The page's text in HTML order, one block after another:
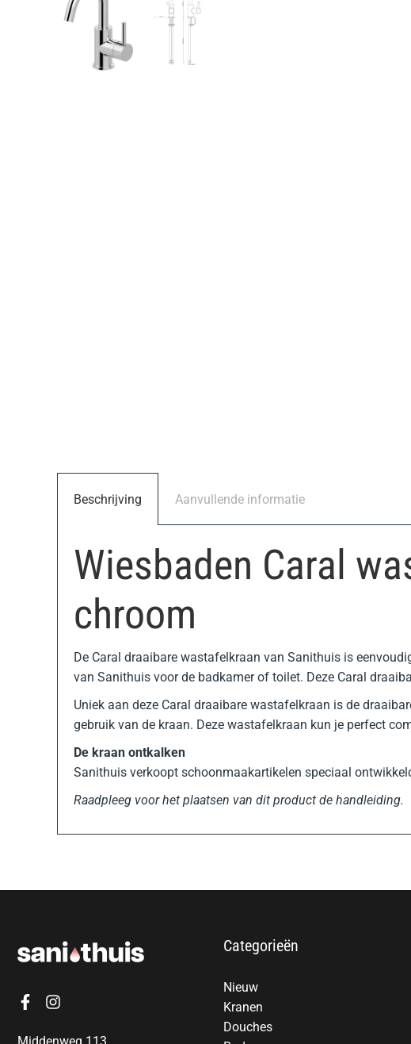
Beschrijving Aanvullende informatie
Wiesbaden Caral
chroom
De Caral draaibare wastafelkraan van Sanithuis is
van Sanithuis voor de badkamer of toilet. Deze Caral
Uniek aan deze Caral draaibare wastafelkraan is de
gebruik van de kraan. Deze wastafelkraan kun je perfect
De kraan ontkalken
Sanithuis verkoopt schoonmaakartikelen speciaal
Raadpleeg voor het plaatsen van dit product de handleiding.
Categorieën
Nieuw
Kranen
Douches